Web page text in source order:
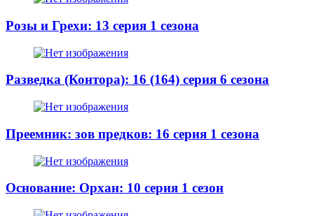
Розы и Грехи: 13 серия 1 сезона
Разведка (Контора): 16 (164) серия 6 сезона
Преемник: зов предков: 16 серия 1 сезона
Основание: Орхан: 10 серия 1 сезон